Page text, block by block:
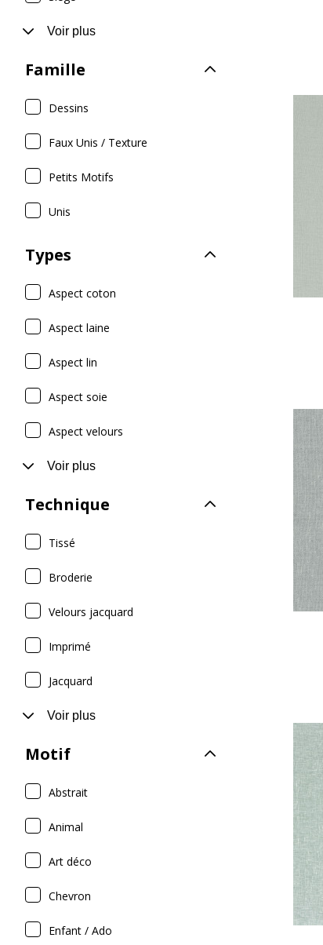
Voir plus
Famille
Dessins
Faux Unis / Texture
Petits Motifs
Unis
Types
Aspect coton
Aspect laine
Aspect lin
Aspect soie
Aspect velours
Voir plus
Technique
Tissé
Broderie
Velours jacquard
Imprimé
Jacquard
Voir plus
Motif
Abstrait
Animal
Art déco
Chevron
Enfant / Ado